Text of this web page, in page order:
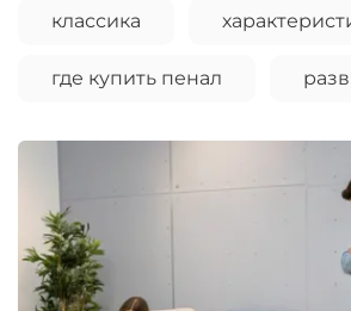
классика
где купить пенал